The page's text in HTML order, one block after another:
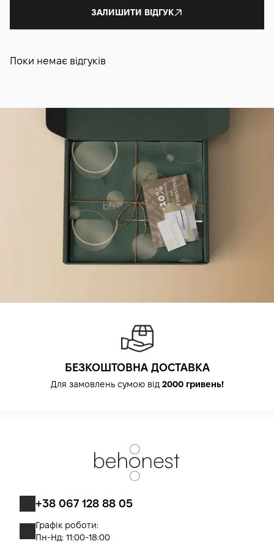
догляд. Зберігай банку щільно закритою при кімнатній
температурі, далеко від прямого сонячного світла. Для
додаткового виразного ефекту охолодження можеш
основа особливо помітно зменшує ранкові набряки.
Засіб розрахований приблизно на 1.5–2 місяці курсу
ЗАЛИШИТИ ВІДГУК
Поки немає відгуків
БЕЗКОШТОВНА ДОСТАВКА
Для замовлень сумою від 2000 гривень!
+38 067 128 88 05
Графік роботи:
Пн-Нд: 11:00-18:00